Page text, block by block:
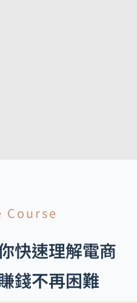
Course
快速理解電商
錢不再困難